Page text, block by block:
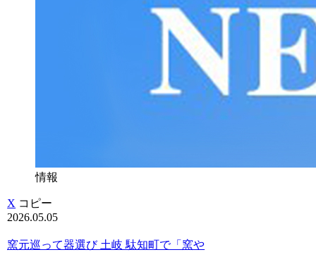
情報
X コピー
2026.05.05
窯元巡って器選び 土岐 駄知町で「窯や